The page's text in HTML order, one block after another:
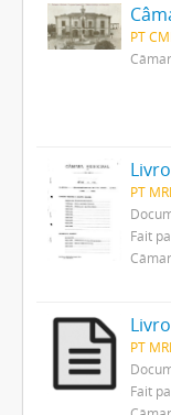
PT
PT
Fait
PT
Fait